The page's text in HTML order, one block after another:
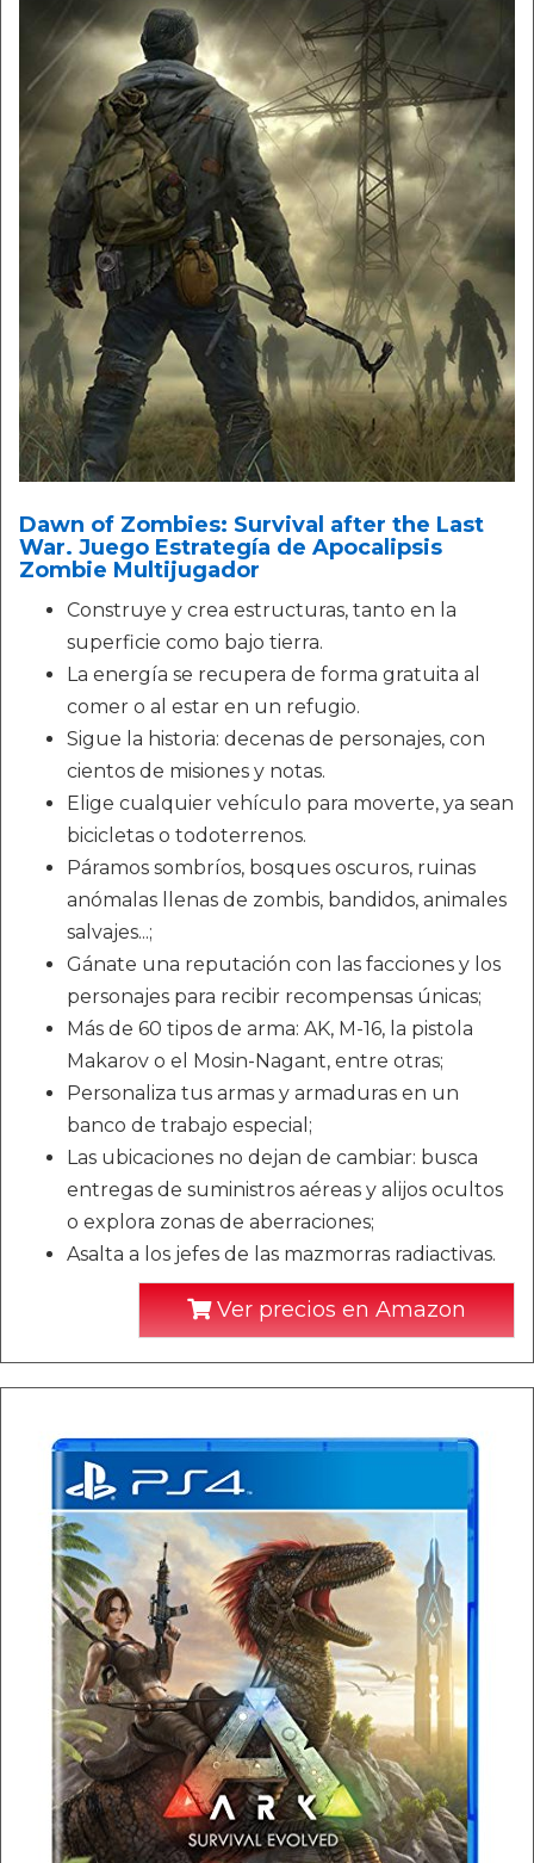
Dawn of Zombies: Survival after the Last
War. Juego Estrategía de Apocalipsis
Zombie Multijugador
Construye y crea estructuras, tanto en la
superficie como bajo tierra.
La energía se recupera de forma gratuita al
comer o al estar en un refugio.
Sigue la historia: decenas de personajes, con
cientos de misiones y notas.
Elige cualquier vehículo para moverte, ya sean
bicicletas o todoterrenos.
Páramos sombríos, bosques oscuros, ruinas
anómalas llenas de zombis, bandidos, animales
salvajes...;
Gánate una reputación con las facciones y los
personajes para recibir recompensas únicas;
Más de 60 tipos de arma: AK, M-16, la pistola
Makarov o el Mosin-Nagant, entre otras;
Personaliza tus armas y armaduras en un
banco de trabajo especial;
Las ubicaciones no dejan de cambiar: busca
entregas de suministros aéreas y alijos ocultos
o explora zonas de aberraciones;
Asalta a los jefes de las mazmorras radiactivas.
Ver precios en Amazon